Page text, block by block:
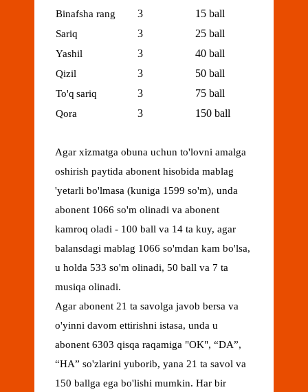
Binafsha rang 3 15 ball
Sariq 3 25 ball
Yashil 3 40 ball
Qizil 3 50 ball
To'q sariq 3 75 ball
Qora 3 150 ball
Agar xizmatga obuna uchun to'lovni amalga
oshirish paytida abonent hisobida mablag
'yetarli bo'lmasa (kuniga 1599 so'm), unda
abonent 1066 so'm olinadi va abonent
kamroq oladi - 100 ball va 14 ta kuy, agar
balansdagi mablag 1066 so'mdan kam bo'lsa,
u holda 533 so'm olinadi, 50 ball va 7 ta
musiqa olinadi.
Agar abonent 21 ta savolga javob bersa va
o'yinni davom ettirishni istasa, unda u
abonent 6303 qisqa raqamiga "OK", “DA”,
“HA” so'zlarini yuborib, yana 21 ta savol va
150 ballga ega bo'lishi mumkin. Har bir